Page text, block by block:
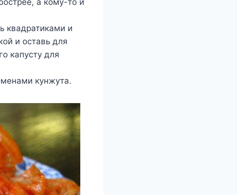
а кому-то и
квадратиками и
и оставь для
капусту для
кунжута.